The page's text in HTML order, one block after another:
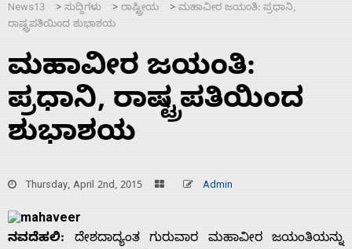
News13 > ಸುದ್ದಿಗಳು > ರಾಷ್ಟ್ರೀಯ > ಮಹಾವೀರ ಜಯಂತಿ: ಪ್ರಧಾನಿ,
ರಾಷ್ಟ್ರಪತಿಯಿಂದ ಶುಭಾಶಯ
ಮಹಾವೀರ ಜಯಂತಿ:
ಪ್ರಧಾನಿ, ರಾಷ್ಟ್ರಪತಿಯಿಂದ
ಶುಭಾಶಯ
Thursday, April 2nd, 2015 Admin
ನವದೆಹಲಿ: ದೇಶದಾದ್ಯಂತ ಗುರುವಾರ ಮಹಾವೀರ ಜಯಂತಿಯನ್ನು